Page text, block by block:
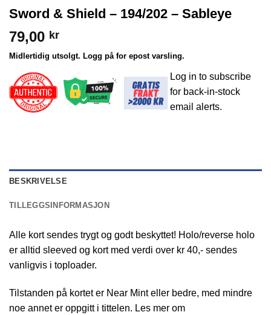
Sword & Shield – 194/202 – Sableye
79,00 kr
Midlertidig utsolgt. Logg på for epost varsling.
Log in to subscribe
for back-in-stock
email alerts.
BESKRIVELSE
TILLEGGSINFORMASJON
Alle kort sendes trygt og godt beskyttet! Holo/reverse holo
er alltid sleeved og kort med verdi over kr 40,- sendes
vanligvis i toploader.
Tilstanden på kortet er Near Mint eller bedre, med mindre
noe annet er oppgitt i tittelen. Les mer om